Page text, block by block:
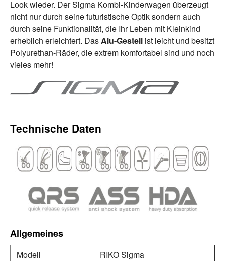
Look wieder. Der Sigma Kombi-Kinderwagen überzeugt
nicht nur durch seine futuristische Optik sondern auch
durch seine Funktionalität, die Ihr Leben mit Kleinkind
erheblich erleichtert. DasAlu-Gestell ist leicht und besitzt
Polyurethan-Räder, die extrem komfortabel sind und noch
vieles mehr!
Technische Daten
Allgemeines
Modell RIKO Sigma